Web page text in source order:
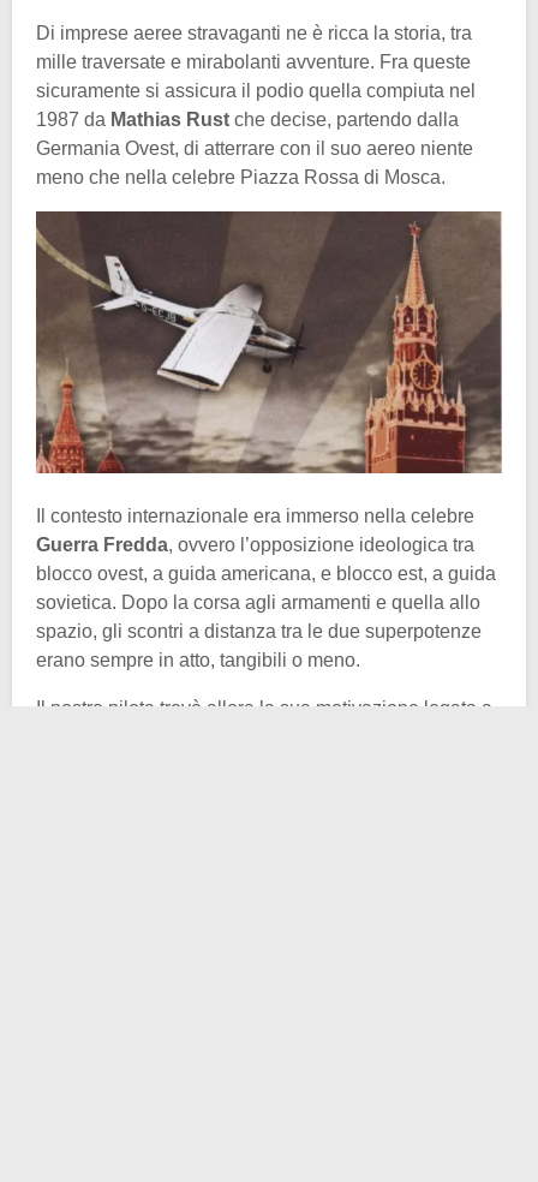
Di imprese aeree stravaganti ne è ricca la storia, tra
mille traversate e mirabolanti avventure. Fra queste
sicuramente si assicura il podio quella compiuta nel
1987 da Mathias Rust che decise, partendo dalla
Germania Ovest, di atterrare con il suo aereo niente
meno che nella celebre Piazza Rossa di Mosca.
Il contesto internazionale era immerso nella celebre
Guerra Fredda, ovvero l’opposizione ideologica tra
blocco ovest, a guida americana, e blocco est, a guida
sovietica. Dopo la corsa agli armamenti e quella allo
spazio, gli scontri a distanza tra le due superpotenze
erano sempre in atto, tangibili o meno.
Il nostro pilota trovò allora la sua motivazione legata a